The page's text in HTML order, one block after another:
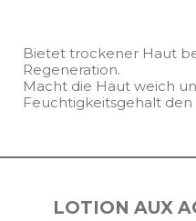
Bietet trockener Haut
Regeneration.
Macht die Haut weich
Feuchtigkeitsgehalt den
LOTION AUX